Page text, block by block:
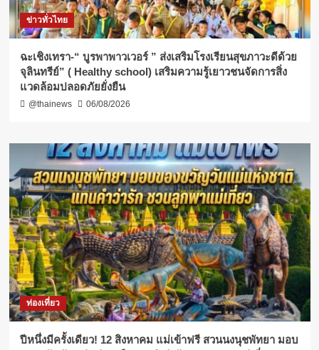
ข่าวทั่วไทย
ฉะเชิงเทรา-​“ บูรพาพาวเวอร์ ” ส่งเสริมโรงเรียนสุขภาวะดีด้วย
จุลินทรีย์” ( Healthy school) เสริมความรู้เยาวชนจัดการสิ่ง
แวดล้อมปลอดภัยยั่งยืน
@thainews 06/08/2026
ท่องเที่ยว
ปีหนึ่งมีครั้งเดียว! 12 สิงหาคม แม่เข้าฟรี สวนนงนุชพัทยา มอบ